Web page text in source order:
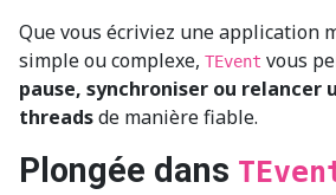
Que vous écriviez une application
simple ou complexe, TEvent vous
pause, synchroniser ou relancer
threadsde manière fiable.
Plongée dans